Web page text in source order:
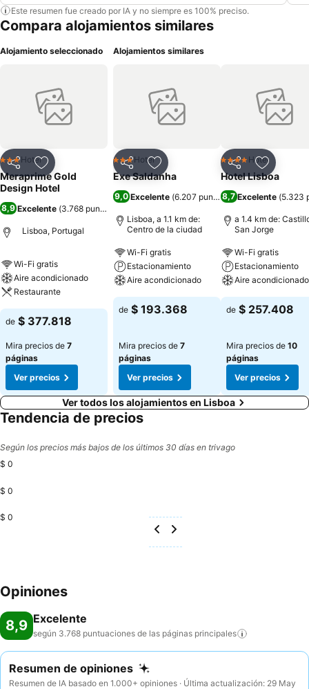
Este resumen fue creado por IA y no siempre es 100% preciso.
Compara alojamientos similares
Alojamiento seleccionado
CompartirAgregar a favoritos
3 Estrellas
Hotel
Meraprime Gold
Design Hotel
8,9 Excelente (3.768 puntuaciones
Lisboa, Portugal
Wi-Fi gratis
Aire acondicionado
Restaurante
de $ 377.818
Mira precios de 7
páginas
Ver precios
Alojamientos similares
CompartirAgregar a favoritos
3 Estrellas
Hotel
Exe Saldanha
9,0 Excelente (6.207 puntuaciones)
Lisboa, a 1.1 km de:
Centro de la ciudad
Wi-Fi gratis
Estacionamiento
Aire acondicionado
de $ 193.368
Mira precios de 7
páginas
Ver precios
CompartirAgregar
4 EstrellasHotel
Hotel Lisboa
8,7 Excelente (5.323
a 1.4 km de:
San Jorge
Wi-Fi gratis
Estacionamiento
Aire acondicionado
de $ 257.408
Mira precios de 10
páginas
Ver precios
Ver todos los alojamientos en Lisboa
Tendencia de precios
Según los precios más bajos de los últimos 30 días en trivago
$ 0
$ 0
$ 0
Opiniones
8,9 Excelente
según 3.768 puntuaciones de las páginas principales
Resumen de opiniones
Resumen de IA basado en 1.000+ opiniones · Última actualización: 29 May